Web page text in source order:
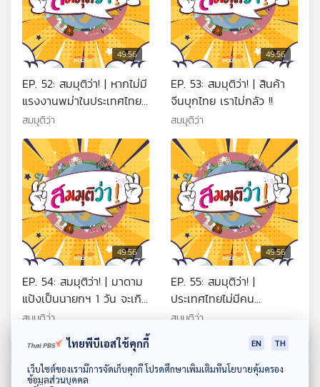
ดาวน์โหลด Thai PBS Podcast Application
49:56
EP. 52: สมมุติว่า! | หากไม่มี
แรงงานพม่าในประเทศไทย
!!
สมมุติว่า
49:56
EP. 53: สมมุติว่า! | สินค้า
จีนบุกไทย เราไม่กลัว !!
สมมุติว่า
49:56
EP. 54: สมมุติว่า! | มาดาม
แป้งเป็นนายกฯ 1 วัน จะเกิด
อะไรขึ้น ?
สมมุติว่า
49:56
EP. 55: สมมุติว่า! |
ประเทศไทยไม่มีคน
"เฮงซวย" !!
สมมุติว่า
ตอนที่เกี่ยวข้อง
ไทยพีบีเอสใช้คุกกี้ EN TH
เว็บไซต์ของเรามีการจัดเก็บคุกกี้ โปรดศึกษาเพิ่มเติมที่นโยบายคุ้มครอง
ข้อมูลส่วนบุคคล